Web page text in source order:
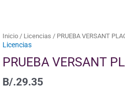
Inicio / Licencias / PRUEBA VERSANT
Licencias
PRUEBA VERSANT
B/.29.35